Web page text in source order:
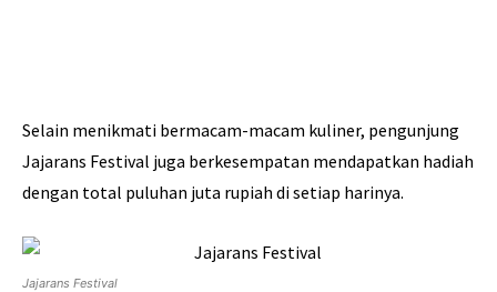
Selain menikmati bermacam-macam kuliner, pengunjung
Jajarans Festival juga berkesempatan mendapatkan hadiah
dengan total puluhan juta rupiah di setiap harinya.
Jajarans Festival